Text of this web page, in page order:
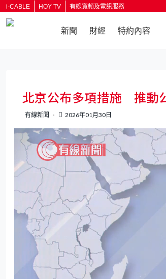
i-CABLE HOY TV 有線寬頻及電訊服務
新聞 財經 特約內容
北京公布多項措施 推動
有線新聞 2026年01月30日